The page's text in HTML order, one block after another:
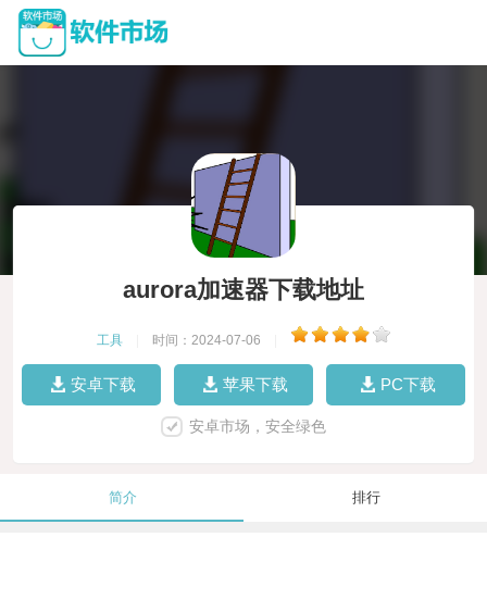
aurora加速器下载地址
工具 时间：2024-07-06
安卓下载 苹果下载 PC下载
安卓市场，安全绿色
简介 排行